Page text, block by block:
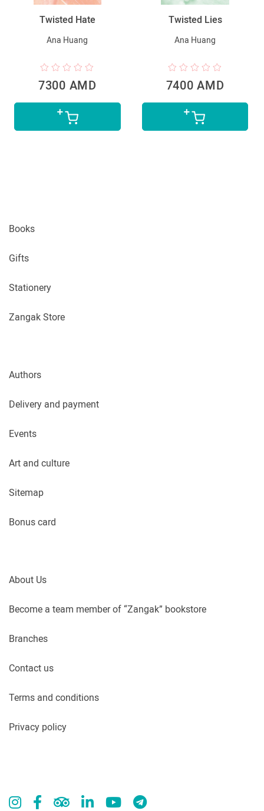
Twisted Hate
Ana Huang
7300 AMD
Twisted Lies
Ana Huang
7400 AMD
Books
Gifts
Stationery
Zangak Store
Authors
Delivery and payment
Events
Art and culture
Sitemap
Bonus card
About Us
Become a team member of “Zangak” bookstore
Branches
Contact us
Terms and conditions
Privacy policy